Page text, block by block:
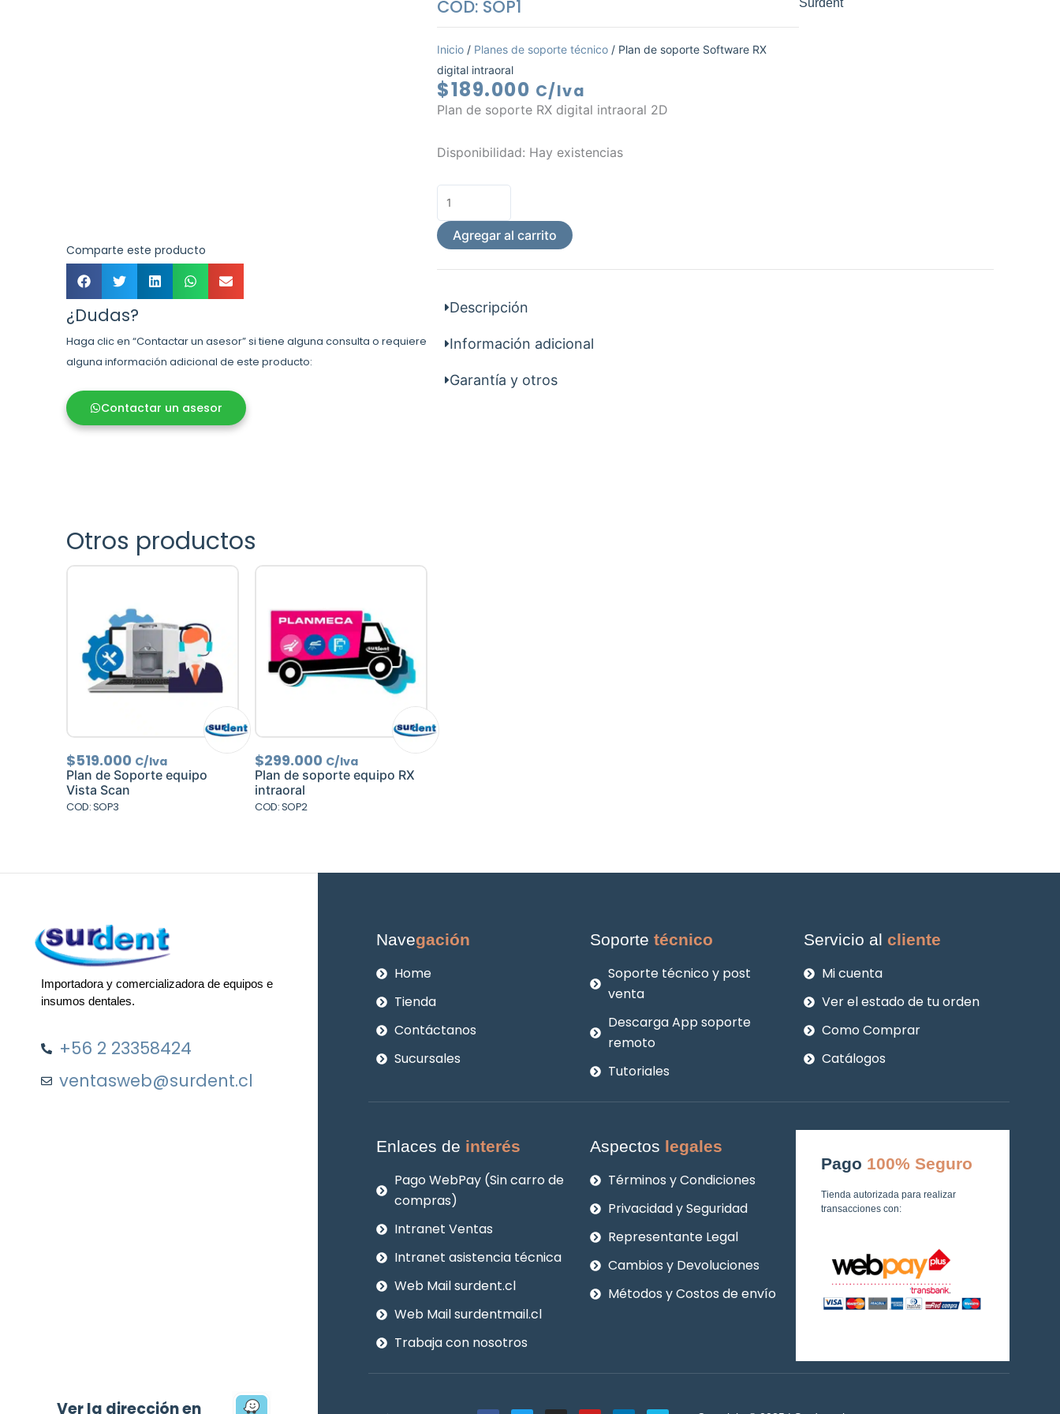
Comparte este producto
¿Dudas?
Haga clic en “Contactar un asesor” si tiene alguna consulta o requiere
alguna información adicional de este producto:
Contactar un asesor
COD: SOP1
Inicio / Planes de soporte técnico / Plan de soporte Software RX
digital intraoral
$189.000 C/Iva
Plan de soporte RX digital intraoral 2D
Disponibilidad: Hay existencias
Plan
soporte
RX
digital
intraoral
Agregar al carrito
Surdent
Descripción
Información adicional
Garantía y otros
Otros productos
$519.000 C/Iva
Plan de Soporte equipo
Vista Scan
COD: SOP3
$299.000 C/Iva
Plan de soporte equipo RX
intraoral
COD: SOP2
Importadora y comercializadora de equipos e
insumos dentales.
+56 2 23358424
ventasweb@surdent.cl
Ver la dirección en
Navegación
Home
Tienda
Contáctanos
Sucursales
Soportetécnico
Soporte técnico y post
venta
Descarga App soporte
remoto
Tutoriales
Servicio alcliente
Mi cuenta
Ver el estado de tu orden
Como Comprar
Catálogos
Enlaces de interés
Pago WebPay (Sin carro de
compras)
Intranet Ventas
Intranet asistencia técnica
Web Mail surdent.cl
Web Mail surdentmail.cl
Trabaja con nosotros
Aspectos legales
Términos y Condiciones
Privacidad y Seguridad
Representante Legal
Cambios y Devoluciones
Métodos y Costos de envío
Pago 100% Seguro
Tienda autorizada para realizar
transacciones con: